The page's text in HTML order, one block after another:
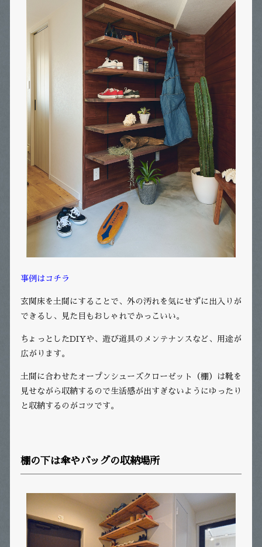
事例はコチラ
玄関床を土間にすることで、外の汚れを気にせずに出入りが
できるし、見た目もおしゃれでかっこいい。
ちょっとしたDIYや、遊び道具のメンテナンスなど、用途が
広がります。
土間に合わせたオープンシューズクローゼット（棚）は靴を
見せながら収納するので生活感が出すぎないようにゆったり
と収納するのがコツです。
棚の下は傘やバッグの収納場所